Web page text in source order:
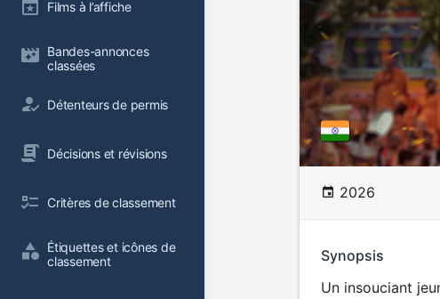
Films à l’affiche
Bandes-annonces
classées
Détenteurs de permis
Décisions et révisions
Critères de classement
Étiquettes et icônes de
classement
2026
Synopsis
Un insouciant